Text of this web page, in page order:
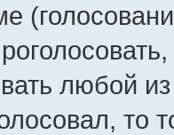
любой
то